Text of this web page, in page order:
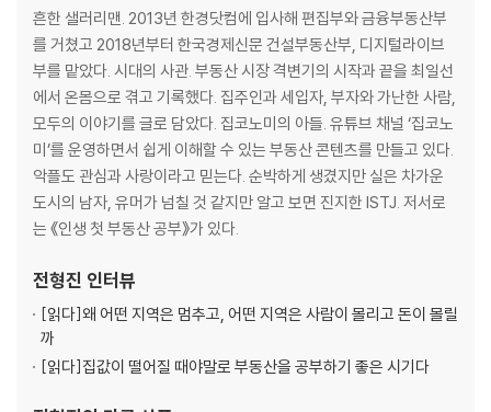
14 줍줍은 무조건 이득일까?
15 오피스텔 청약은 아파트와 어떻게 다를까?
16 아파텔과 오피스텔은 어떻게 다를까?
PART 2 매매
17 왜 84제곱미터가 34평일까?
18 실거래가는 시세가 아니라고?
19 계약을 물릴 수도 있을까?
21 투자자들은 어디에 돈을 묻을까?
22 신축 빌라 전세를 말리는 이유는?
23 임대차 3법은 꼭 지켜야 할까?
24 집을 가장 싸게 살 수 있는 방법은?
흔한 샐러리맨. 2013년 한경닷컴에 입사해 편집부와 금융부동산부
를 거쳤고 2018년부터 한국경제신문 건설부동산부, 디지털라이브
부를 맡았다. 시대의 사관. 부동산 시장 격변기의 시작과 끝을 최일선
에서 온몸으로 겪고 기록했다. 집주인과 세입자, 부자와 가난한 사람,
모두의 이야기를 글로 담았다. 집코노미의 아들. 유튜브 채널 ‘집코노
미’를 운영하면서 쉽게 이해할 수 있는 부동산 콘텐츠를 만들고 있다.
악플도 관심과 사랑이라고 믿는다. 순박하게 생겼지만 실은 차가운
도시의 남자, 유머가 넘칠 것 같지만 알고 보면 진지한 ISTJ. 저서로
는 《인생 첫 부동산 공부》가 있다.
전형진 인터뷰
[읽다]왜 어떤 지역은 멈추고, 어떤 지역은 사람이 몰리고 돈이 몰릴
까
[읽다]집값이 떨어질 때야말로 부동산을 공부하기 좋은 시기다